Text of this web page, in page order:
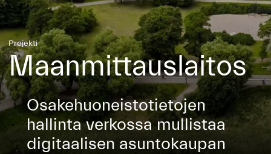
Projekti
Maanmittauslaitos
Osake­huoneisto­tietojen
hallinta verkossa mullistaa
digitaalisen asuntokaupan